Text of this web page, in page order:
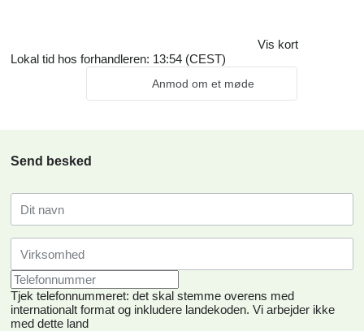
Vis kort
Lokal tid hos forhandleren: 13:54 (CEST)
Anmod om et møde
Send besked
Tjek telefonnummeret: det skal stemme overens med
internationalt format og inkludere landekoden. Vi arbejder ikke
med dette land